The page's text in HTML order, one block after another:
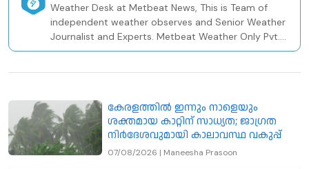
Weather Desk at Metbeat News, This is Team of
independent weather observes and Senior Weather
Journalist and Experts. Metbeat Weather Only Pvt.
Weather and Climate Risk Firm In Kerala Since 2020.
കേരളത്തിൽ ഇന്നും നാളെയും
ശക്തമായ കാറ്റിന് സാധ്യത; ജാഗ്രത
നിർദേശവുമായി കാലാവസ്ഥ വകുപ്പ്
07/08/2026 | Maneesha Prasoon